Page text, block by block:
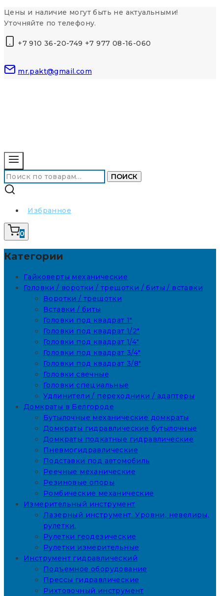
Перейти
к
Цены и наличие могут быть не актуальными!
Уточняйте по телефону.
+7 910 36-20-749 +7 977 08-16-060
mr.pakt@gmail.com
Искать: ПОИСК
Избранное
0
Категории
Гайковерты механические
Головки / воротки / трещотки / биты / вставки
Воротки / трещотки
Вставки / биты
Головки под квадрат 1"
Головки под квадрат 1/2"
Головки под квадрат 1/4"
Головки под квадрат 3/4"
Головки под квадрат 3/8"
Головки свечные
Головки специальные
Удлинители / переходники / адаптеры
Домкраты в Белгороде
Бутылочные механические домкраты
Домкраты гидравлические бутылочные
Домкраты подкатные гидравлические
Пневмогидравлические
Подставки под автомобиль
Реечные механические
Резиновые опоры
Ромбические механические
Измерительный инструмент
Лазерный инструмент. Уровни, невелиры,
рулетки.
Рулетки геодезические
Рулетки измерительные
Инструмент гидравлический
Подъемное оборудование
Прессы гидравлические
Рихтовочный инструмент